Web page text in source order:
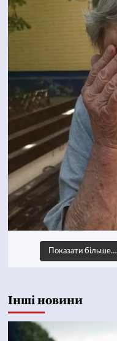
Показати більше…
Інші новини